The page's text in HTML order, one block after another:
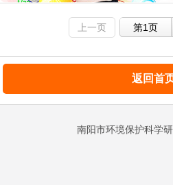
上一页 第1页
返回首
南阳市环境保护科学